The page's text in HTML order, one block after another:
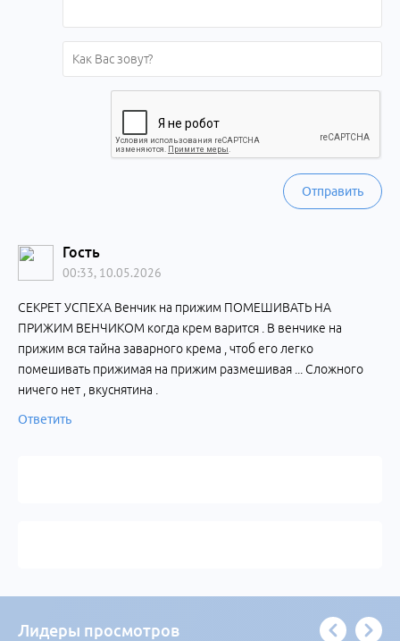
Отправить
Гость
00:33, 10.05.2026
СЕКРЕТ УСПЕХА Венчик на прижим ПОМЕШИВАТЬ НА
ПРИЖИМ ВЕНЧИКОМ когда крем варится . В венчике на
прижим вся тайна заварного крема , чтоб его легко
помешивать прижимая на прижим размешивая ... Сложного
ничего нет , вкуснятина .
Ответить
Лидеры просмотров